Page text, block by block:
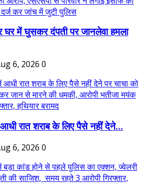
घर में घुसकर दंपती पर जानलेवा हमला
6, 2026 0
रात शराब के लिए पैसे नहीं देने...
6, 2026 0